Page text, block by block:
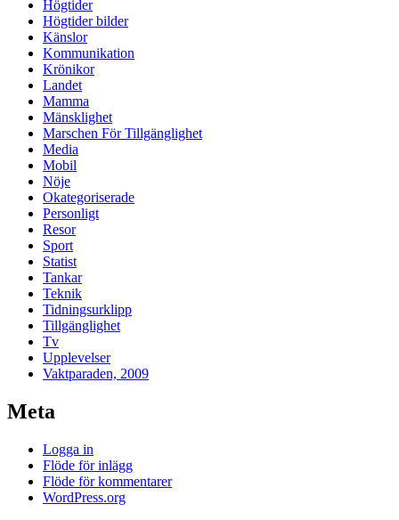
Högtider
Högtider bilder
Känslor
Kommunikation
Krönikor
Landet
Mamma
Mänsklighet
Marschen För Tillgänglighet
Media
Mobil
Nöje
Okategoriserade
Personligt
Resor
Sport
Statist
Tankar
Teknik
Tidningsurklipp
Tillgänglighet
Tv
Upplevelser
Vaktparaden, 2009
Meta
Logga in
Flöde för inlägg
Flöde för kommentarer
WordPress.org